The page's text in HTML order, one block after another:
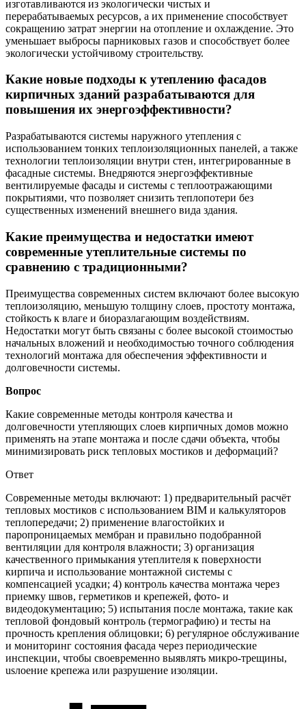
изготавливаются из экологически чистых и
перерабатываемых ресурсов, а их применение способствует
сокращению затрат энергии на отопление и охлаждение. Это
уменьшает выбросы парниковых газов и способствует более
экологически устойчивому строительству.
Какие новые подходы к утеплению фасадов
кирпичных зданий разрабатываются для
повышения их энергоэффективности?
Разрабатываются системы наружного утепления с
использованием тонких теплоизоляционных панелей, а также
технологии теплоизоляции внутри стен, интегрированные в
фасадные системы. Внедряются энергоэффективные
вентилируемые фасады и системы с теплоотражающими
покрытиями, что позволяет снизить теплопотери без
существенных изменений внешнего вида здания.
Какие преимущества и недостатки имеют
современные утеплительные системы по
сравнению с традиционными?
Преимущества современных систем включают более высокую
теплоизоляцию, меньшую толщину слоев, простоту монтажа,
стойкость к влаге и биоразлагающим воздействиям.
Недостатки могут быть связаны с более высокой стоимостью
начальных вложений и необходимостью точного соблюдения
технологий монтажа для обеспечения эффективности и
долговечности системы.
Вопрос
Какие современные методы контроля качества и
долговечности утепляющих слоев кирпичных домов можно
применять на этапе монтажа и после сдачи объекта, чтобы
минимизировать риск тепловых мостиков и деформаций?
Ответ
Современные методы включают: 1) предварительный расчёт
тепловых мостиков с использованием BIM и калькуляторов
теплопередачи; 2) применение влагостойких и
паропроницаемых мембран и правильно подобранной
вентиляции для контроля влажности; 3) организация
качественного примыкания утеплителя к поверхности
кирпича и использование монтажной системы с
компенсацией усадки; 4) контроль качества монтажа через
приемку швов, герметиков и крепежей, фото- и
видеодокументацию; 5) испытания после монтажа, такие как
тепловой фондовый контроль (термографию) и тесты на
прочность крепления облицовки; 6) регулярное обслуживание
и мониторинг состояния фасада через периодические
инспекции, чтобы своевременно выявлять микро-трещины,
usлоение крепежа или разрушение изоляции.